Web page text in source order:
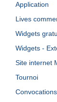
Application
Lives
Widgets
Widgets -
Site internet
Tournoi
Convocations